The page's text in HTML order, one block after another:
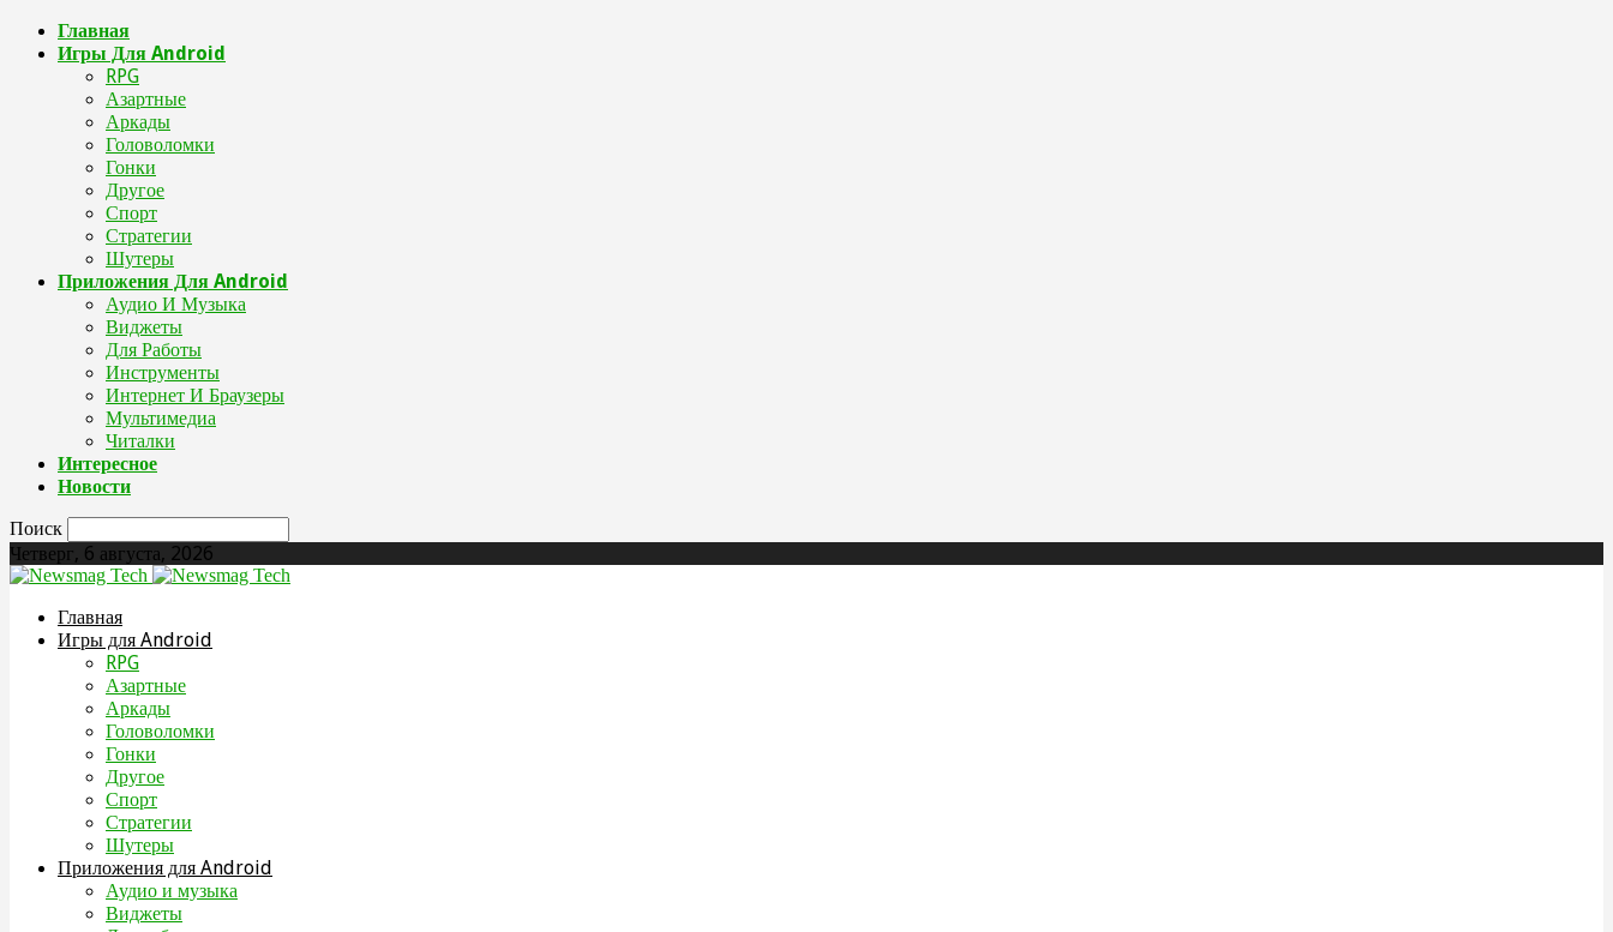
Главная
Игры Для Android
RPG
Азартные
Аркады
Головоломки
Гонки
Другое
Спорт
Стратегии
Шутеры
Приложения Для Android
Аудио И Музыка
Виджеты
Для Работы
Инструменты
Интернет И Браузеры
Мультимедиа
Читалки
Интересное
Новости
Поиск
Четверг, 6 августа, 2026
Главная
Игры для Android
RPG
Азартные
Аркады
Головоломки
Гонки
Другое
Спорт
Стратегии
Шутеры
Приложения для Android
Аудио и музыка
Виджеты